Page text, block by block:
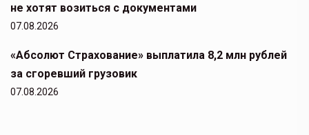
не хотят возиться с документами
07.08.2026
«Абсолют Страхование» выплатила 8,2 млн рублей
за сгоревший грузовик
07.08.2026